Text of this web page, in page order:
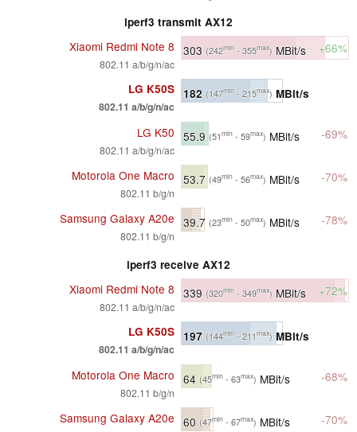
iperf3 transmit AX12
Xiaomi Redmi Note 8
802.11 a/b/g/n/ac
303 (242min - 355max) MBit/s +66%
LG K50S
802.11 a/b/g/n/ac
182 (147min - 215max) MBit/s
LG K50
802.11 a/b/g/n/ac
55.9 (51min - 59max) MBit/s -69%
Motorola One Macro
802.11 b/g/n
53.7 (49min - 56max) MBit/s -70%
Samsung Galaxy A20e
802.11 b/g/n
39.7 (23min - 50max) MBit/s -78%
iperf3 receive AX12
Xiaomi Redmi Note 8
802.11 a/b/g/n/ac
339 (320min - 349max) MBit/s +72%
LG K50S
802.11 a/b/g/n/ac
197 (144min - 211max)MBit/s
Motorola One Macro
802.11 b/g/n
64 (45min - 63max) MBit/s -68%
Samsung Galaxy A20e 60 (47min - 67max) MBit/s -70%